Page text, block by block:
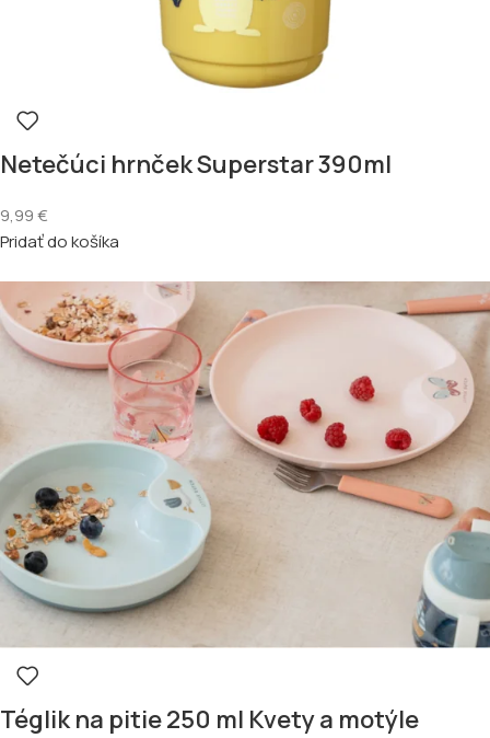
Netečúci hrnček Superstar 390ml
9,99€
Pridať do košíka
Téglik na pitie 250 ml Kvety a motýle